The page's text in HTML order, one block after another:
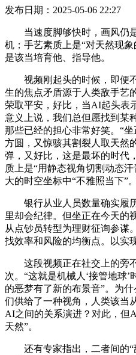
发布日期：2025-05-06 22:27
当速度脚够快时，画风仍
机；手艺素质上是“对天然现
是该当培育他、指导他。
视频刚起头的时候，即便
生的焦点矛盾源于人类敌手艺
荣取平安，好比，当AI起头表
意义上说，我们总但愿找到某
那些已经的担心非常好笑。“
方圆，又惊骇其割裂人取天然
弹，又好比，这是最坏的时代
质上是“用静态视角切割动态
大的时空坐标中“不雅照当下”
银行从业人员数量确实履
里却会纪律。但坐正在今天的
从点钞员转型为理财征询参谋
找效率和风险的均衡点。以实
这段视频正在社交上的旁不
次。“这就是机械人‘接管地球
的恶梦有了新的布景音”。为
们供给了一种视角，人类该当
AI之间的关系演进？对此，但
天然”。
还有专家指出，二者间的“